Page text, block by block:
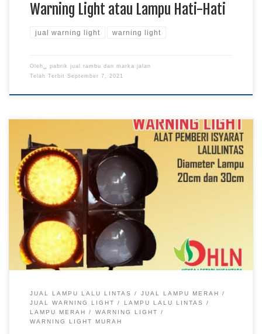
Warning Light atau Lampu Hati-Hati
jual warning light warning light
Oleh␣ pabrik jual rambu dan marka jalan
Telah Terbit September 7, 2021
JUAL LAMPU LALU LINTAS
JUAL LAMPU MERAH
JUAL WARNING LIGHT
LAMPU LALU LINTAS
LAMPU MERAH
WARNING LIGHT
WARNING LIGHT MURAH